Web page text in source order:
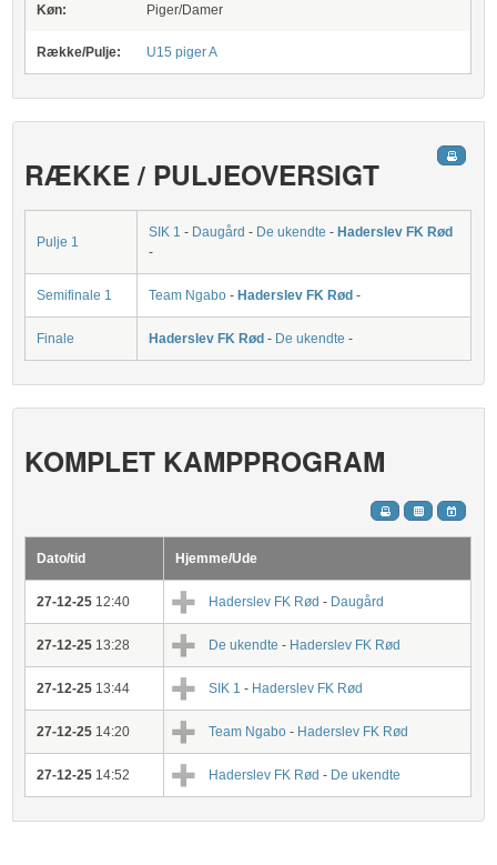
Køn: Piger/Damer
Række/Pulje: U15 piger A
RÆKKE / PULJEOVERSIGT
Pulje 1
SIK 1 - Daugård - De ukendte - Haderslev FK Rød
-
Semifinale 1 Team Ngabo - Haderslev FK Rød -
Finale Haderslev FK Rød - De ukendte -
KOMPLET KAMPPROGRAM
Dato/tid Hjemme/Ude
27-12-25 12:40 Haderslev FK Rød - Daugård
27-12-25 13:28 De ukendte - Haderslev FK Rød
27-12-25 13:44 SIK 1 - Haderslev FK Rød
27-12-25 14:20 Team Ngabo - Haderslev FK Rød
27-12-25 14:52 Haderslev FK Rød - De ukendte